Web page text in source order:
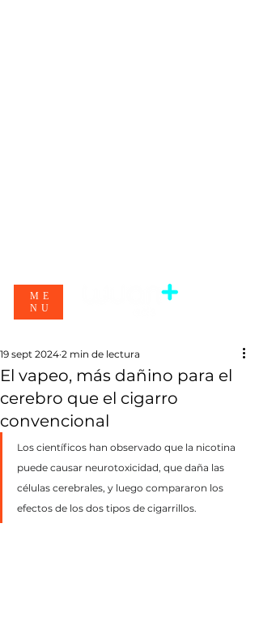
ME
NU
El vapeo, más dañino para el
cerebro que el cigarro
convencional
19 sept 2024 2 min de lectura
Los científicos han observado que la nicotina
puede causar neurotoxicidad, que daña las
células cerebrales, y luego compararon los
efectos de los dos tipos de cigarrillos.